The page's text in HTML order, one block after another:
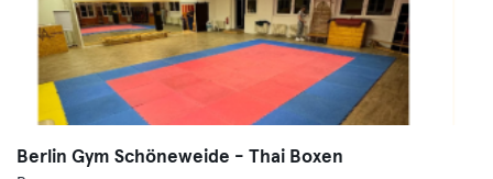
Berlin Gym Schöneweide - Thai Boxen